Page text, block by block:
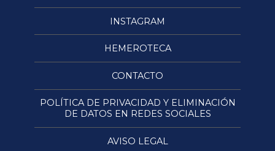
INSTAGRAM
HEMEROTECA
CONTACTO
POLÍTICA DE PRIVACIDAD Y ELIMINACIÓN
DE DATOS EN REDES SOCIALES
AVISO LEGAL